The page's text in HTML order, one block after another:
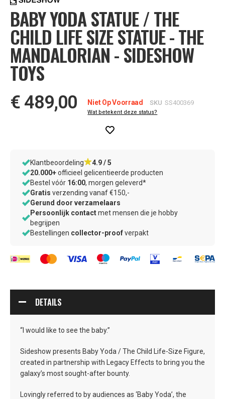
gallerij
BABY YODA STATUE / THE
CHILD LIFE SIZE STATUE - THE
MANDALORIAN - SIDESHOW
TOYS
€ 489,00 Niet Op Voorraad
Wat betekent deze status?
SKU SS400369
ONZE
VOORDELEN
Klantbeoordeling
4.9 / 5
20.000+officieel gelicentieerde producten
Bestel vóór 16:00, morgen geleverd*
Gratis verzending vanaf €150,-
Gerund door verzamelaars
wij
waar
let
Persoonlijk contactmet mensen die je hobby
begrijpen
Bestellingen collector-proofverpakt–
verpakt
door
DETAILS
“I would like to see the baby.”
Sideshow presents Baby Yoda / The Child Life-Size Figure,
created in partnership with Legacy Effects to bring you the
galaxy’s most sought-after bounty.
Lovingly referred to by audiences as ‘Baby Yoda’, the